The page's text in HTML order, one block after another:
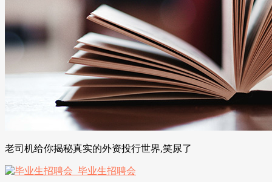
老司机给你揭秘真实的外资投行世界,笑尿了